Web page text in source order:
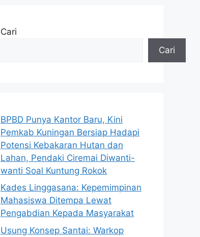
Cari
Cari
BPBD Punya Kantor Baru, Kini
Pemkab Kuningan Bersiap Hadapi
Potensi Kebakaran Hutan dan
Lahan, Pendaki Ciremai Diwanti-
wanti Soal Kuntung Rokok
Kades Linggasana: Kepemimpinan
Mahasiswa Ditempa Lewat
Pengabdian Kepada Masyarakat
Usung Konsep Santai: Warkop